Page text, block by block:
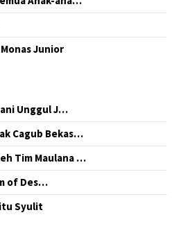
Junior
Unggul J…
Cagub Bekas…
Tim Maulana …
of Des…
Syulit